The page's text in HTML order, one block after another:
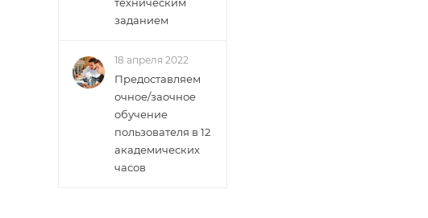
заданием
18 апреля 2022
Предоставляем
очное/заочное
обучение
пользователя в 12
академических
часов